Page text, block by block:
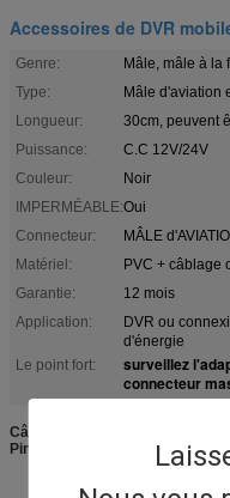
Accessoires de DVR
Genre:
Mâle, mâle à la
Type:
Mâle d'aviation
Longueur:
30cm, peuvent
Puissance:
C.C 12V/24V
Couleur:
Noir
IMPERMÉABLE:Oui
Connecteur:
MÂLE
Matériel:
PVC + câblage
Garantie:
12 mois
Application:
DVR ou
d'énergie
Le point fort:
surveillez
connecteur
Câble d'extension vidéo-audio
Pin des accessoires 4 de DVR